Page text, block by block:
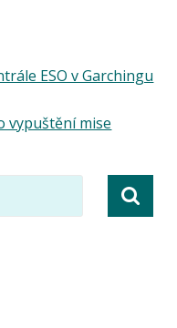
ESO v Garchingu
vypuštění mise